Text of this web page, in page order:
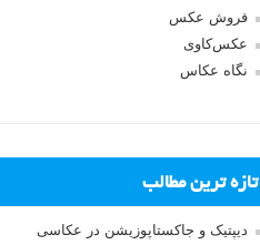
فروش عکس
عکس‌کاوی
نگاه عکاس
تازه ترین مطالب
دیپتیک و جاکستا‌پوزیشن در عکاسی